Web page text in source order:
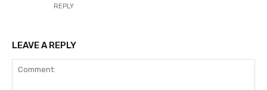
REPLY
LEAVE A REPLY